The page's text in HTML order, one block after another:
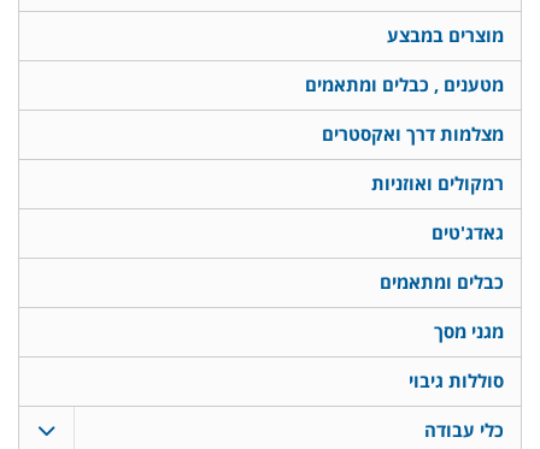
מוצרים במבצע
מטענים , כבלים ומתאמים
מצלמות דרך ואקסטרים
רמקולים ואוזניות
גאדג'טים
כבלים ומתאמים
מגני מסך
סוללות גיבוי
כלי עבודה